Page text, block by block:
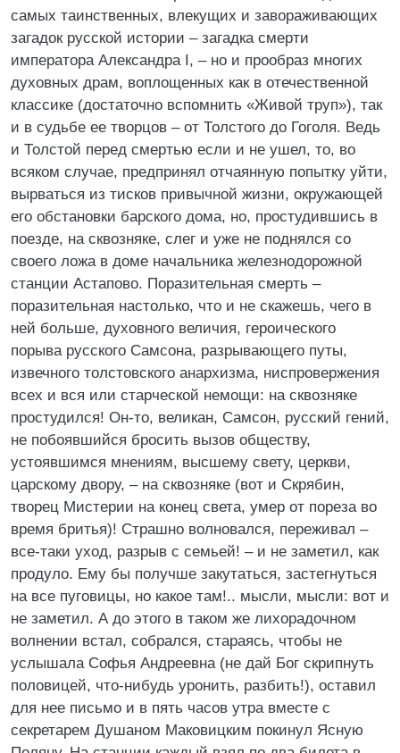
самых таинственных, влекущих и завораживающих
загадок русской истории – загадка смерти
императора Александра I, – но и прообраз многих
духовных драм, воплощенных как в отечественной
классике (достаточно вспомнить «Живой труп»), так
и в судьбе ее творцов – от Толстого до Гоголя. Ведь
и Толстой перед смертью если и не ушел, то, во
всяком случае, предпринял отчаянную попытку уйти,
вырваться из тисков привычной жизни, окружающей
его обстановки барского дома, но, простудившись в
поезде, на сквозняке, слег и уже не поднялся со
своего ложа в доме начальника железнодорожной
станции Астапово. Поразительная смерть –
поразительная настолько, что и не скажешь, чего в
ней больше, духовного величия, героического
порыва русского Самсона, разрывающего путы,
извечного толстовского анархизма, ниспровержения
всех и вся или старческой немощи: на сквозняке
простудился! Он-то, великан, Самсон, русский гений,
не побоявшийся бросить вызов обществу,
устоявшимся мнениям, высшему свету, церкви,
царскому двору, – на сквозняке (вот и Скрябин,
творец Мистерии на конец света, умер от пореза во
время бритья)! Страшно волновался, переживал –
все-таки уход, разрыв с семьей! – и не заметил, как
продуло. Ему бы получше закутаться, застегнуться
на все пуговицы, но какое там!.. мысли, мысли: вот и
не заметил. А до этого в таком же лихорадочном
волнении встал, собрался, стараясь, чтобы не
услышала Софья Андреевна (не дай Бог скрипнуть
половицей, что-нибудь уронить, разбить!), оставил
для нее письмо и в пять часов утра вместе с
секретарем Душаном Маковицким покинул Ясную